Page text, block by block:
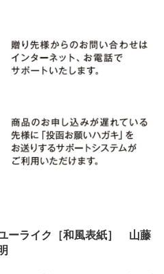
ーライク［和風表紙］ 山藤